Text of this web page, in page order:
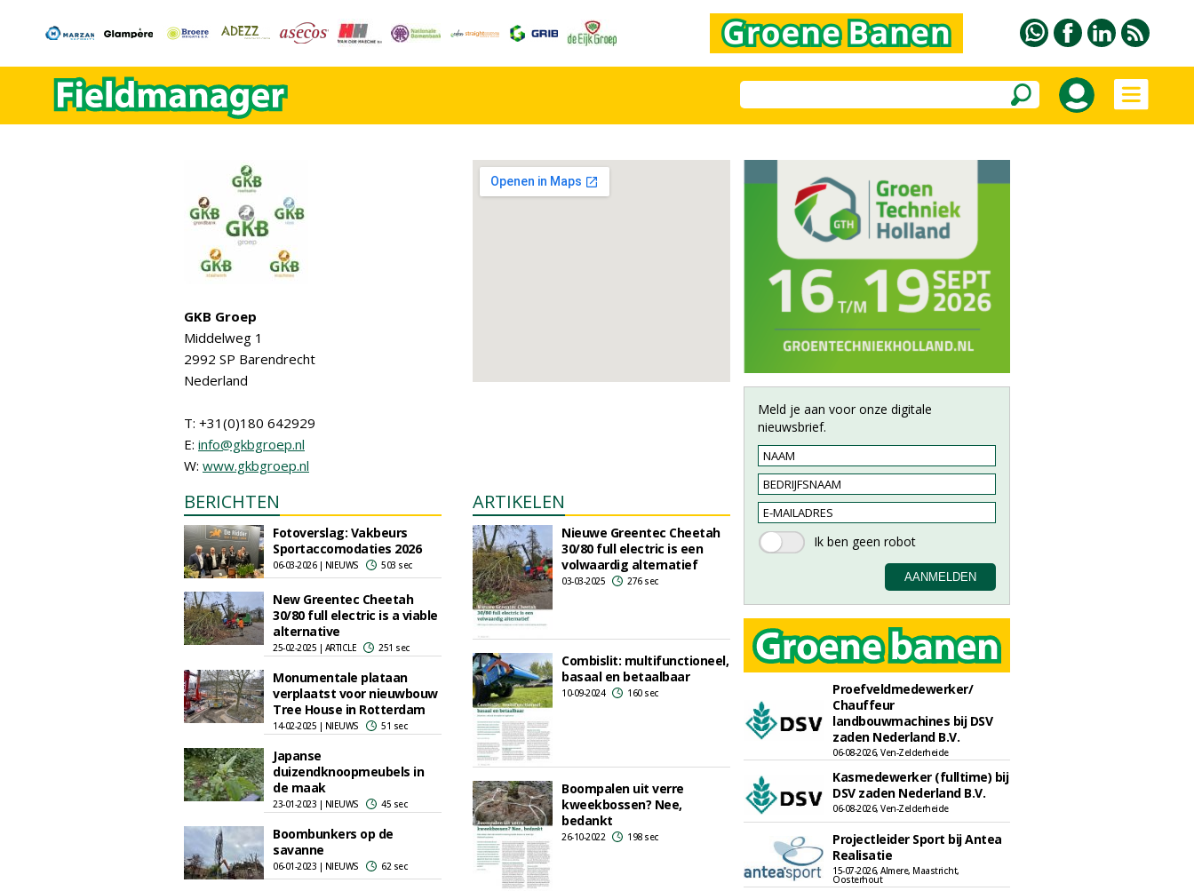
GKB Groep
Middelweg 1
2992 SP Barendrecht
Nederland
T: +31(0)180 642929
E: info@gkbgroep.nl
W: www.gkbgroep.nl
BERICHTEN
Fotoverslag: Vakbeurs
Sportaccomodaties 2026
06-03-2026 | NIEUWS 503 sec
New Greentec Cheetah
30/80 full electric is a viable
alternative
25-02-2025 | ARTICLE 251 sec
Monumentale plataan
verplaatst voor nieuwbouw
Tree House in Rotterdam
14-02-2025 | NIEUWS 51 sec
Japanse
duizendknoopmeubels in
de maak
23-01-2023 | NIEUWS 45 sec
Boombunkers op de
savanne
06-01-2023 | NIEUWS 62 sec
ARTIKELEN
Nieuwe Greentec Cheetah
30/80 full electric is een
volwaardig alternatief
03-03-2025 276 sec
Combislit: multifunctioneel,
basaal en betaalbaar
10-09-2024 160 sec
Boompalen uit verre
kweekbossen? Nee,
bedankt
26-10-2022 198 sec
Meld je aan voor onze digitale
nieuwsbrief.
Proefveldmedewerker/
Chauffeur
landbouwmachines bij DSV
zaden Nederland B.V.
06-08-2026, Ven-Zelderheide
Kasmedewerker (fulltime) bij
DSV zaden Nederland B.V.
06-08-2026, Ven-Zelderheide
Projectleider Sport bij Antea
Realisatie
15-07-2026, Almere, Maastricht,
Oosterhout